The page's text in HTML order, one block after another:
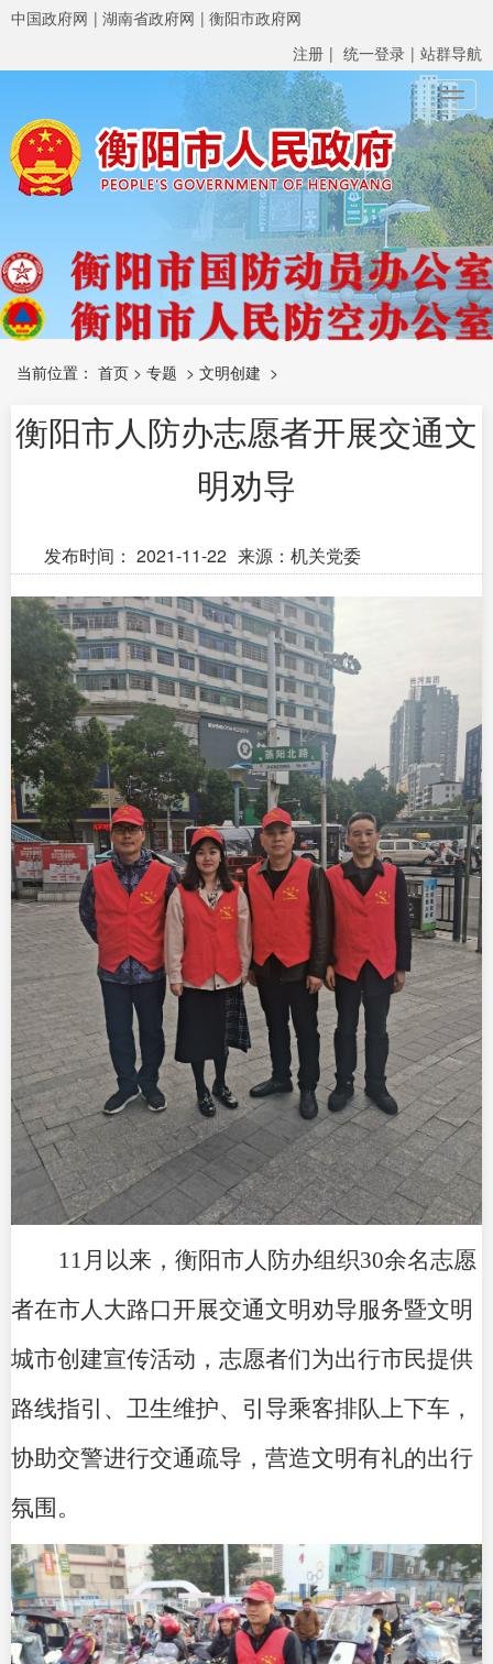
中国政府网 湖南省政府网
衡阳市政府网
注册
统一登录 站群导航
当前位置： 首页 > 专题 > 文明创建 >
衡阳市人防办志愿者开展交通文
明劝导
发布时间： 2021-11-22 来源：机关党委
11月以来， 衡阳市人防办组织30余名志愿
者在市人大路口开展交通文明劝导服务暨文明
城市创建宣传活动，志愿者们为出行市民提供
路线指引、 卫生维护、引导乘客排队上下车，
协助交警进行交通疏导，营造文明有礼的出行
氛围。